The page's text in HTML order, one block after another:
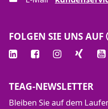
Einbindung und
FOLGEN SIE UNS AUF
TEAG-NEWSLETTER
Bleiben Sie auf dem